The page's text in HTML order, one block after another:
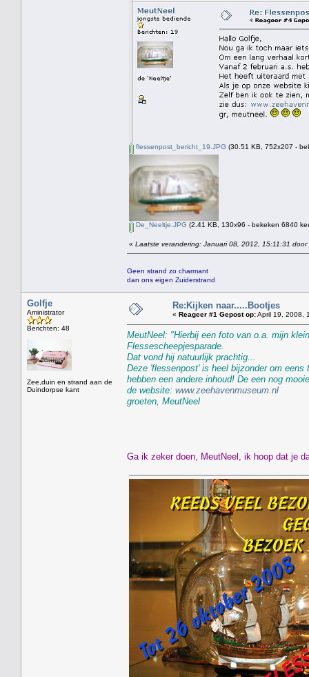
flessenpost_bericht_19.JPG (30.51 KB, 752x207 -
De_Neeltje.JPG (2.41 KB, 130x96 - bekeken 6840
« Laatste verandering: Januari 08, 2012, 15:11:31 door
Geen strand zo charmant
dan ons eigen Zuiderstrand
Golfje
Aministrator
Berichten: 48
Zee,duin en strand aan de
Duindorpse kant
Re:Kijken naar.....Bootjes
« Reageer #1 Gepost op:April 19, 2008,
MeutNeel: "Hierbij een foto van o.a. mijn
Flessescheepjesparade.
Dat vond hij natuurlijk prachtig...
Deze 'flessenpost' is heel bijzonder om
hebben een andere inhoud! De een nog
de website: www.zeehavenmuseum.nl
groeten, MeutNeel
Ga ik zeker doen, MeutNeel, ik hoop dat je